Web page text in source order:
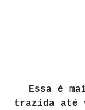
Essa é
trazida até